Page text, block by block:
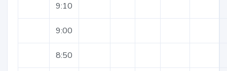
9:10
9:00
8:50